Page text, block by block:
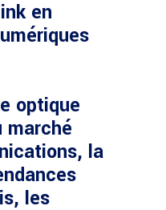
en
optique
marché
la
les